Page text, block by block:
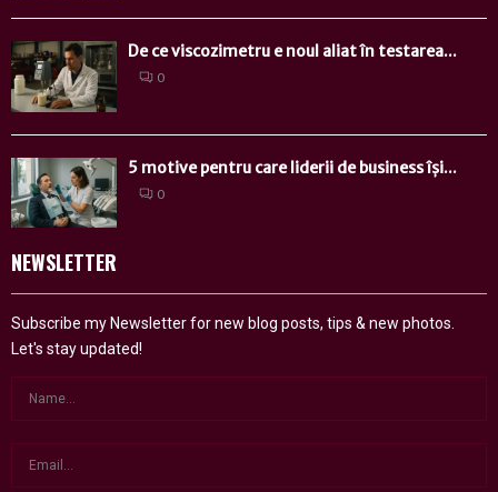
De ce viscozimetru e noul aliat în testarea...
0
5 motive pentru care liderii de business își...
0
NEWSLETTER
Subscribe my Newsletter for new blog posts, tips & new photos.
Let's stay updated!